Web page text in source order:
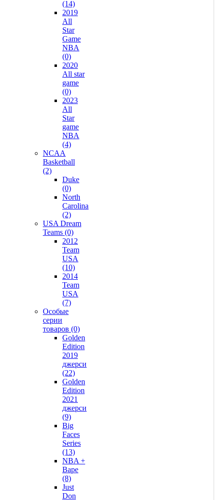
(14)
2019
All
Star
Game
NBA
(0)
2020
All star
game
(0)
2023
All
Star
game
NBA
(4)
NCAA
Basketball
(2)
Duke
(0)
North
Carolina
(2)
USA Dream
Teams (0)
2012
Team
USA
(10)
2014
Team
USA
(7)
Особые
серии
товаров (0)
Golden
Edition
2019
джерси
(22)
Golden
Edition
2021
джерси
(9)
Big
Faces
Series
(13)
NBA +
Bape
(8)
Just
Don